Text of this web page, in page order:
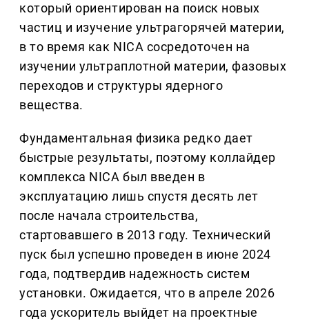
который ориентирован на поиск новых
частиц и изучение ультрагорячей материи,
в то время как NICA сосредоточен на
изучении ультраплотной материи, фазовых
переходов и структуры ядерного
вещества.
Фундаментальная физика редко дает
быстрые результаты, поэтому коллайдер
комплекса NICA был введен в
эксплуатацию лишь спустя десять лет
после начала строительства,
стартовавшего в 2013 году. Технический
пуск был успешно проведен в июне 2024
года, подтвердив надежность систем
установки. Ожидается, что в апреле 2026
года ускоритель выйдет на проектные